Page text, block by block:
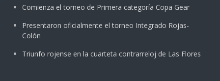
Comienza el torneo de Primera categoría Copa Gear
Presentaron oficialmente el torneo Integrado Rojas-
Colón
Triunfo rojense en la cuarteta contrarreloj de Las Flores